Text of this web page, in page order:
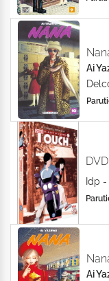
Ai
Idp -
Ai